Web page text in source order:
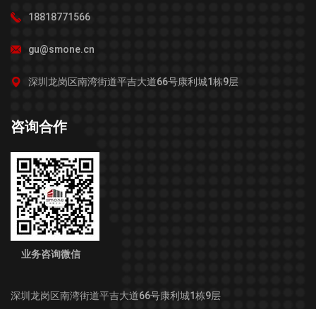
18818771566
gu@smone.cn
深圳龙岗区南湾街道平吉大道66号康利城1栋9层
咨询合作
业务咨询微信
深圳龙岗区南湾街道平吉大道66号康利城1栋9层